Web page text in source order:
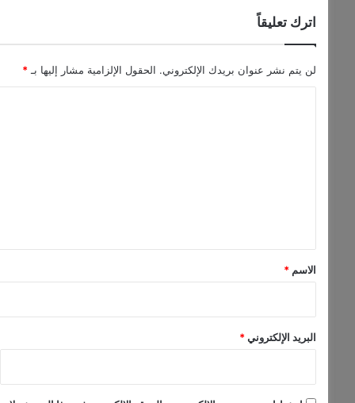
اترك تعليقاً
لن يتم نشر عنوان بريدك الإلكتروني. الحقول الإلزامية مشار إليها بـ *
*
الاسم *
البريد الإلكتروني *